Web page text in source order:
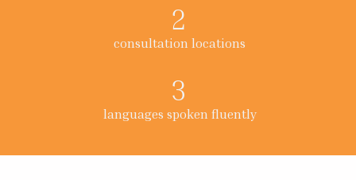
2
consultation locations
3
languages spoken fluently